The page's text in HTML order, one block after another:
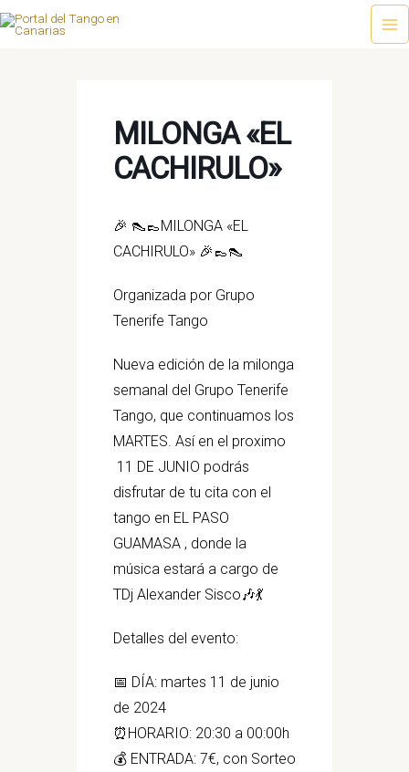
Ir
MILONGA «EL
CACHIRULO»
🎉 👠👞MILONGA «EL
CACHIRULO» 🎉👞👠
Organizada por Grupo
Tenerife Tango
Nueva edición de la milonga
semanal del Grupo Tenerife
Tango, que continuamos los
MARTES. Así en el proximo
11 DE JUNIO podrás
disfrutar de tu cita con el
tango en EL PASO
GUAMASA , donde la
música estará a cargo de
TDj Alexander Sisco🎶💃
Detalles del evento:
📅 DÍA: martes 11 de junio
de 2024
⏰HORARIO: 20:30 a 00:00h
💰 ENTRADA: 7€, con Sorteo